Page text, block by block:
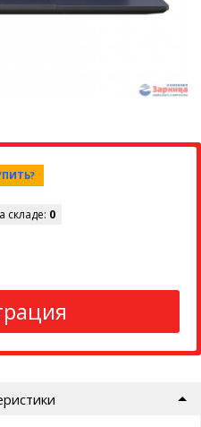
складе: 0